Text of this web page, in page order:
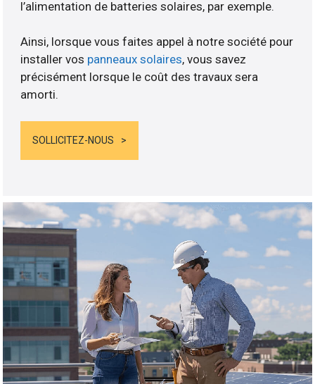
l’alimentation de batteries solaires, par exemple.
Ainsi, lorsque vous faites appel à notre société pour
installer vos panneaux solaires, vous savez
précisément lorsque le coût des travaux sera
amorti.
SOLLICITEZ-NOUS